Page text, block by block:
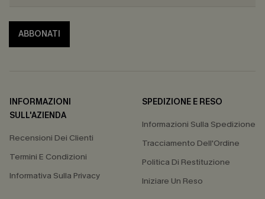
ABBONATI
INFORMAZIONI
SULL'AZIENDA
Recensioni Dei Clienti
Termini E Condizioni
Informativa Sulla Privacy
SPEDIZIONE E RESO
Informazioni Sulla Spedizione
Tracciamento Dell'Ordine
Politica Di Restituzione
Iniziare Un Reso